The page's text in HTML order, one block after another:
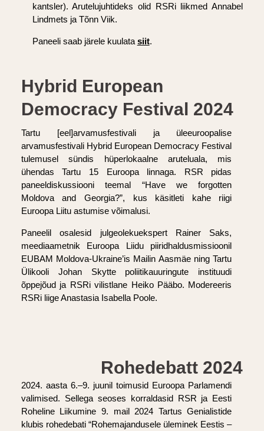
kantsler). Arutelujuhtideks olid RSRi liikmed Annabel
Lindmets ja Tõnn Viik.
Paneeli saab järele kuulata siit.
Hybrid European
Democracy Festival 2024
Tartu [eel]arvamusfestivali ja üleeuroopalise
arvamusfestivali Hybrid European Democracy Festival
tulemusel sündis hüperlokaalne aruteluala, mis
ühendas Tartu 15 Euroopa linnaga. RSR pidas
paneeldiskussiooni teemal “Have we forgotten
Moldova and Georgia?”, kus käsitleti kahe riigi
Euroopa Liitu astumise võimalusi.
Paneelil osalesid julgeolekuekspert Rainer Saks,
meediaametnik Euroopa Liidu piiridhaldusmissioonil
EUBAM Moldova-Ukraine’is Mailin Aasmäe ning Tartu
Ülikooli Johan Skytte poliitikauuringute instituudi
õppejõud ja RSRi vilistlane Heiko Pääbo. Modereeris
RSRi liige Anastasia Isabella Poole.
Rohedebatt 2024
2024. aasta 6.–9. juunil toimusid Euroopa Parlamendi
valimised. Sellega seoses korraldasid RSR ja Eesti
Roheline Liikumine 9. mail 2024 Tartus Genialistide
klubis rohedebati “Rohemajandusele üleminek Eestis –